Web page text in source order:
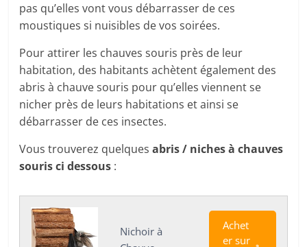
pas qu’elles vont vous débarrasser de ces
moustiques si nuisibles de vos soirées.
Pour attirer les chauves souris près de leur
habitation, des habitants achètent également des
abris à chauve souris pour qu’elles viennent se
nicher près de leurs habitations et ainsi se
débarrasser de ces insectes.
Vous trouverez quelquesabris / niches à chauves
souris ci dessous :
Nichoir à
Achet
er sur